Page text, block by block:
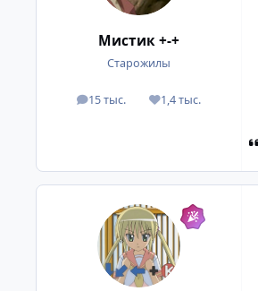
Мистик +-+
Старожилы
15 тыс.
посты 1,4 тыс.
Репутация